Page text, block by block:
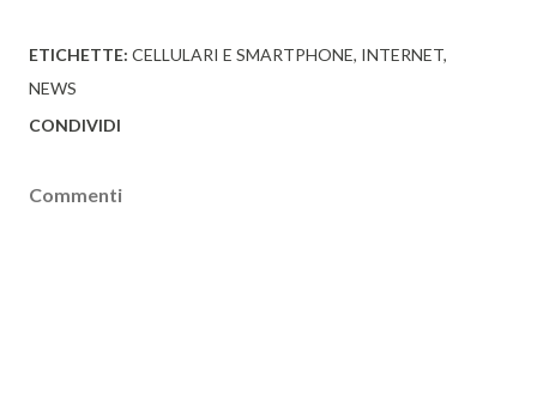
ETICHETTE: CELLULARI E SMARTPHONE INTERNET
NEWS
CONDIVIDI
Commenti